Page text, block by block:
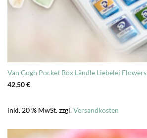
Van Gogh Pocket Box Ländle Liebelei Flowers
42,50€
inkl. 20 % MwSt.zzgl.Versandkosten